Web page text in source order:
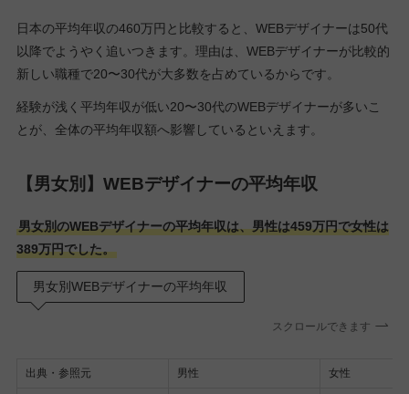
日本の平均年収の460万円と比較すると、WEBデザイナーは50代
以降でようやく追いつきます。理由は、WEBデザイナーが比較的
新しい職種で20〜30代が大多数を占めているからです。
経験が浅く平均年収が低い20〜30代のWEBデザイナーが多いこ
とが、全体の平均年収額へ影響しているといえます。
【男女別】WEBデザイナーの平均年収
男女別のWEBデザイナーの平均年収は、男性は459万円で女性は
389万円でした。
男女別WEBデザイナーの平均年収
スクロールできます
出典・参照元 男性 女性